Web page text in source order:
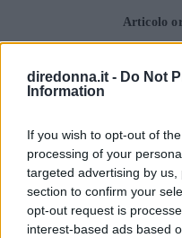
diredonna.it - Do Not
Information
If you wish to opt-out of
processing of your
targeted advertising by
section to confirm your
opt-out request is
interest-based ads based
Articolo
Seguici
CONDIVIDI SU
FACEBOOK
Ultime News